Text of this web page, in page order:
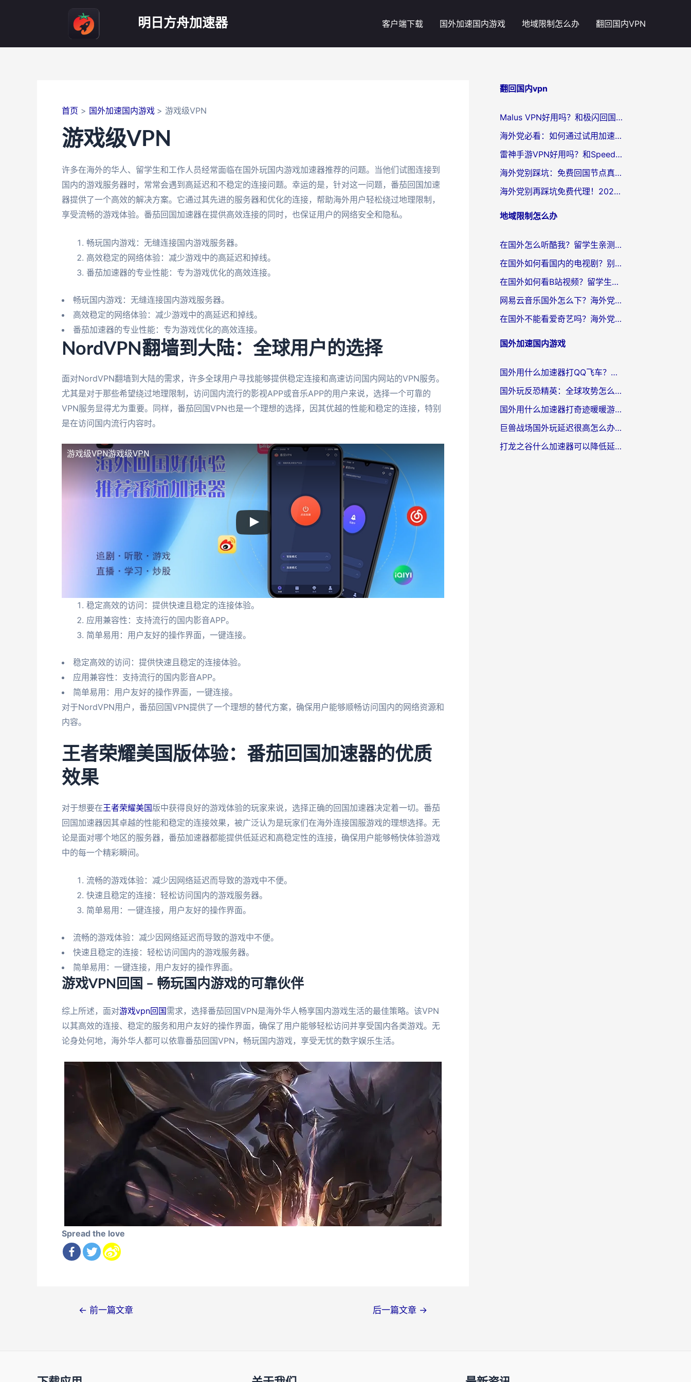
明日方舟加速器 客户端下载 国外加速国内游戏 地域限制怎么办 翻回国内VPN
首页 国外加速国内游戏 游戏级VPN
游戏级VPN
许多在海外的华人、留学生和工作人员经常面临在国外玩国内游戏加速器推荐的问题。当他们试图连接到
国内的游戏服务器时，常常会遇到高延迟和不稳定的连接问题。幸运的是，针对这一问题，番茄回国加速
器提供了一个高效的解决方案。它通过其先进的服务器和优化的连接，帮助海外用户轻松绕过地理限制，
享受流畅的游戏体验。番茄回国加速器在提供高效连接的同时，也保证用户的网络安全和隐私。
畅玩国内游戏：无缝连接国内游戏服务器。
高效稳定的网络体验：减少游戏中的高延迟和掉线。
番茄加速器的专业性能：专为游戏优化的高效连接。
畅玩国内游戏：无缝连接国内游戏服务器。
高效稳定的网络体验：减少游戏中的高延迟和掉线。
番茄加速器的专业性能：专为游戏优化的高效连接。
NordVPN翻墙到大陆：全球用户的选择
面对NordVPN翻墙到大陆的需求，许多全球用户寻找能够提供稳定连接和高速访问国内网站的VPN服务。
尤其是对于那些希望绕过地理限制，访问国内流行的影视APP或音乐APP的用户来说，选择一个可靠的
VPN服务显得尤为重要。同样，番茄回国VPN也是一个理想的选择，因其优越的性能和稳定的连接，特别
是在访问国内流行内容时。
游戏级VPN游戏级VPN
稳定高效的访问：提供快速且稳定的连接体验。
应用兼容性：支持流行的国内影音APP。
简单易用：用户友好的操作界面，一键连接。
稳定高效的访问：提供快速且稳定的连接体验。
应用兼容性：支持流行的国内影音APP。
简单易用：用户友好的操作界面，一键连接。
对于NordVPN用户，番茄回国VPN提供了一个理想的替代方案，确保用户能够顺畅访问国内的网络资源和
内容。
王者荣耀美国版体验：番茄回国加速器的优质
效果
对于想要在王者荣耀美国版中获得良好的游戏体验的玩家来说，选择正确的回国加速器决定着一切。番茄
回国加速器因其卓越的性能和稳定的连接效果，被广泛认为是玩家们在海外连接国服游戏的理想选择。无
论是面对哪个地区的服务器，番茄加速器都能提供低延迟和高稳定性的连接，确保用户能够畅快体验游戏
中的每一个精彩瞬间。
流畅的游戏体验：减少因网络延迟而导致的游戏中不便。
快速且稳定的连接：轻松访问国内的游戏服务器。
简单易用：一键连接，用户友好的操作界面。
流畅的游戏体验：减少因网络延迟而导致的游戏中不便。
快速且稳定的连接：轻松访问国内的游戏服务器。
简单易用：一键连接，用户友好的操作界面。
游戏VPN回国 – 畅玩国内游戏的可靠伙伴
综上所述，面对游戏vpn回国需求，选择番茄回国VPN是海外华人畅享国内游戏生活的最佳策略。该VPN
以其高效的连接、稳定的服务和用户友好的操作界面，确保了用户能够轻松访问并享受国内各类游戏。无
论身处何地，海外华人都可以依靠番茄回国VPN，畅玩国内游戏，享受无忧的数字娱乐生活。
Spread the love
← 前一篇文章 后一篇文章 →
翻回国内vpn
Malus VPN好用吗？和极闪回国VPN对比哪个回国效果更好？海外党亲测3款加速器+避坑指南
海外党必看：如何通过试用加速器解决国内APP地区限制？附2026最新对比测评
雷神手游VPN好用吗？和SpeedCN VPN对比哪个回国效果更好？海外党亲测3款加速器+避坑指南
海外党别踩坑：免费回国节点真的靠谱吗？教你选对加速器无缝访问国内资源
海外党别再踩坑免费代理！2026回国加速器全攻略：从选线到避坑，无缝访问国内资源
地域限制怎么办
在国外怎么听酷我？留学生亲测：用对加速器就能畅听国内音乐听书
在国外如何看国内的电视剧？别让地域限制成为追剧路上的绊脚石
在国外如何看B站视频？留学生亲测有效的回国加速器选择指南
网易云音乐国外怎么下？海外党亲测有效的回国加速器指南
在国外不能看爱奇艺吗？海外党追剧必看的回国加速器选择指南
国外加速国内游戏
国外用什么加速器打QQ飞车？海外党亲测有效的国服游戏加速指南
国外玩反恐精英：全球攻势怎么不卡？老玩家亲测的加速器选择指南
国外用什么加速器打奇迹暖暖游戏？海外党国服手游畅玩全攻略（附3款热门游戏实测）
巨兽战场国外玩延迟很高怎么办？海外党亲测的国服游戏加速解决方案
打龙之谷什么加速器可以降低延迟？海外玩家亲测有效的国服加速指南